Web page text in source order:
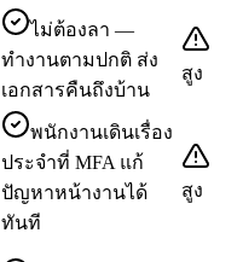
ไม่ต้องลา —
ทำงานตามปกติ ส่ง
เอกสารคืนถึงบ้าน
สูง
พนักงานเดินเรื่อง
ประจำที่ MFA แก้
ปัญหาหน้างานได้
ทันที
สูง